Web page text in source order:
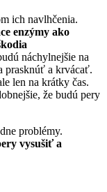
ich navlhčenia.
enzýmy ako
náchylnejšie na
prasknúť a krvácať.
len na krátky čas.
že budú pery
problémy.
vysušiť a